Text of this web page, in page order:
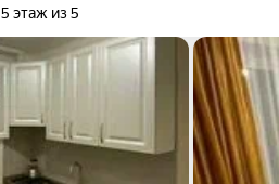
5 этаж из 5